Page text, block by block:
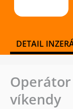
DETAIL
víkendy